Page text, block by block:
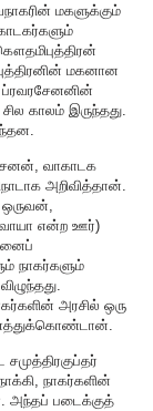
மகளுக்கும்
மகனான
ப்ரவரசேனனின்
காலம் இருந்தது.
வாகாடக
அறிவித்தான்.
என்ற ஊர்)
நாகர்களும்
அரசில் ஒரு
நாகர்களின்
அந்தப் படைக்குத்